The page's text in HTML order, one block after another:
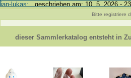
jan-lukas:geschrieben am: 10. 5. 2026 -
Bonsaipanther:geschrieben am: 10. 5.
@ Harald
https://www.ue-ei-portal-
Dein Enkel sollte zur Strafe die nächsten 3
Für die Figuren VC307, 310, 318 und 326
mein Enkel hat die leider weggeworfen
Bitte registriere
dieser Sammlerkatalog entsteht in